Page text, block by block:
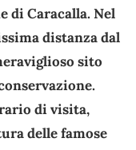
di Caracalla. Nel
distanza dal
sito
di visita,
delle famose